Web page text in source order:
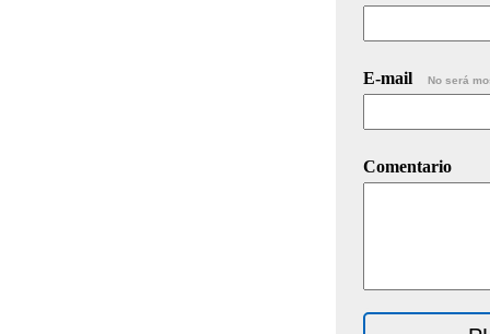
E-mail No será
Comentario